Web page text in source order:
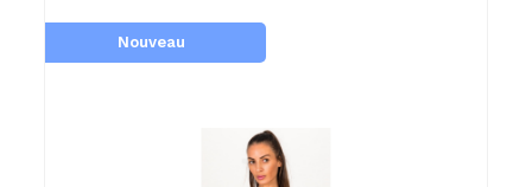
Nouveau